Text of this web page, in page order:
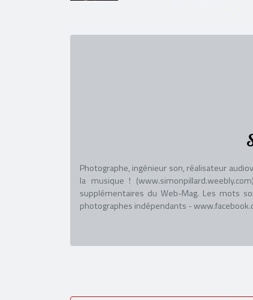
Photographe, ingénieur son, réalisateur
la musique !
supplémentaires du Web-Mag. Les mots
photographes indépendants -